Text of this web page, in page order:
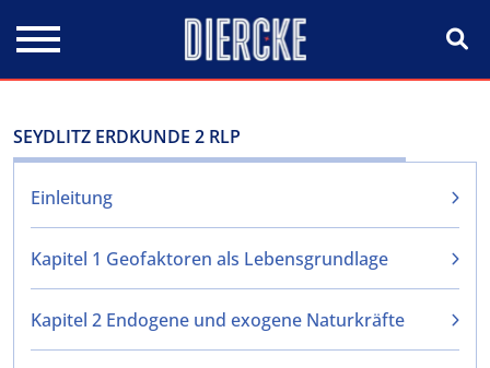
SEYDLITZ ERDKUNDE 2 RLP
Einleitung
Kapitel 1 Geofaktoren als Lebensgrundlage
Kapitel 2 Endogene und exogene Naturkräfte